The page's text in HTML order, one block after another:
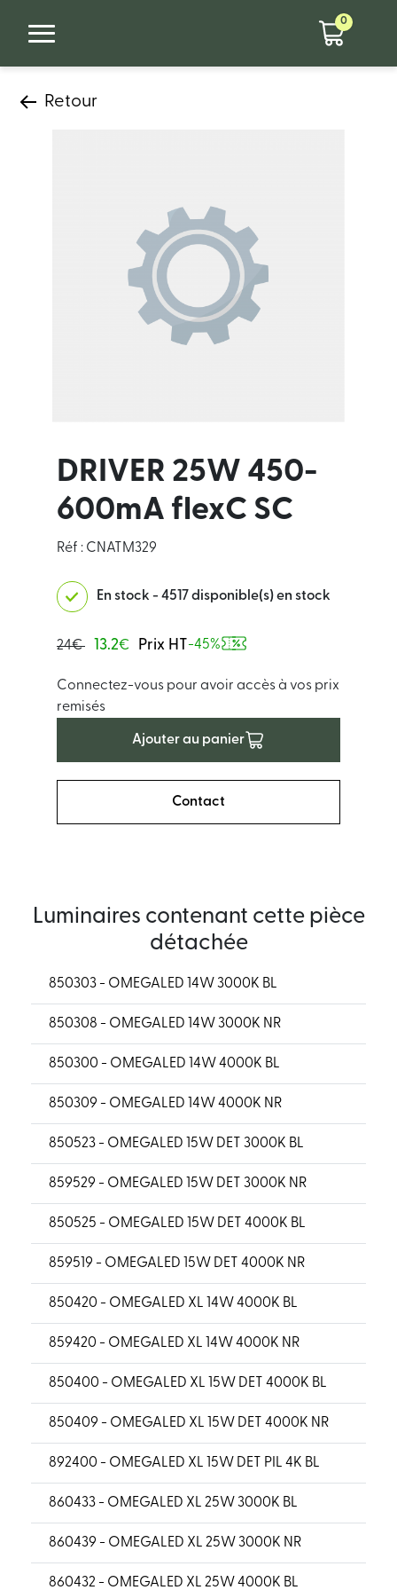
0
Retour
DRIVER 25W 450-
600mA flexC SC
Réf : CNATM329
En stock - 4517 disponible(s) en stock
24€ 13.2€ Prix HT-45%
Connectez-vous pour avoir accès à vos prix
remisés
Ajouter au panier
Contact
Luminaires contenant cette pièce
détachée
850303 - OMEGALED 14W 3000K BL
850308 - OMEGALED 14W 3000K NR
850300 - OMEGALED 14W 4000K BL
850309 - OMEGALED 14W 4000K NR
850523 - OMEGALED 15W DET 3000K BL
859529 - OMEGALED 15W DET 3000K NR
850525 - OMEGALED 15W DET 4000K BL
859519 - OMEGALED 15W DET 4000K NR
850420 - OMEGALED XL 14W 4000K BL
859420 - OMEGALED XL 14W 4000K NR
850400 - OMEGALED XL 15W DET 4000K BL
850409 - OMEGALED XL 15W DET 4000K NR
892400 - OMEGALED XL 15W DET PIL 4K BL
860433 - OMEGALED XL 25W 3000K BL
860439 - OMEGALED XL 25W 3000K NR
860432 - OMEGALED XL 25W 4000K BL